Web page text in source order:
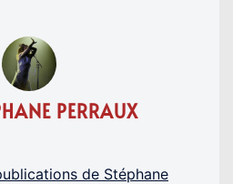
PERRAUX
de Stéphane